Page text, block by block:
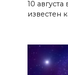
10
известен